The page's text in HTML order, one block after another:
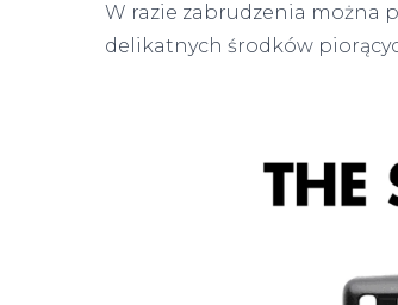
W razie zabrudzenia można
delikatnych środków